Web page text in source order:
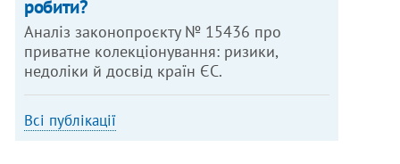
робити?
Аналіз законопроєкту № 15436 про
приватне колекціонування: ризики,
недоліки й досвід країн ЄС.
Всі публікації